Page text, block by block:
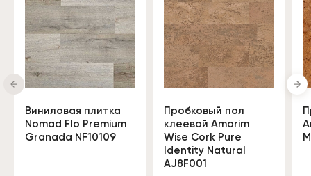
Виниловая плитка
Nomad Flo Premium
Granada NF10109
Пробковый пол
клеевой Amorim
Wise Cork Pure
Identity Natural
AJ8F001